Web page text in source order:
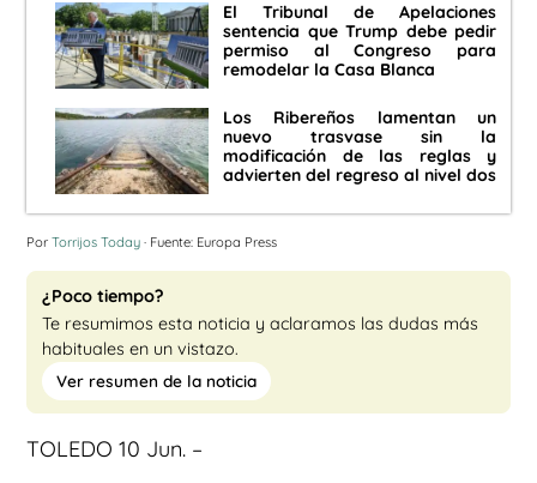
El Tribunal de Apelaciones
sentencia que Trump debe pedir
permiso al Congreso para
remodelar la Casa Blanca
Los Ribereños lamentan un
nuevo trasvase sin la
modificación de las reglas y
advierten del regreso al nivel dos
Por Torrijos Today · Fuente: Europa Press
¿Poco tiempo?
Te resumimos esta noticia y aclaramos las dudas más
habituales en un vistazo.
Ver resumen de la noticia
TOLEDO 10 Jun. –